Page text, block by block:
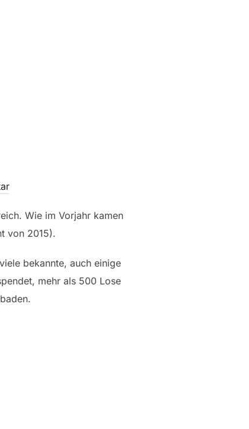
Wie im Vorjahr kamen
von 2015).
bekannte, auch einige
mehr als 500 Lose